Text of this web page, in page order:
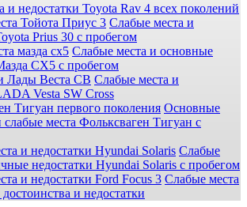
и недостатки Toyota Rav 4 всех поколений
Слабые места и
Prius 30 с пробегом
Слабые места и основные
СХ5 с пробегом
Слабые места и
Vesta SW Cross
Основные
слабые места Фольксваген Тигуан с
Слабые
недостатки Hyundai Solaris с пробегом
Слабые места
и недостатки